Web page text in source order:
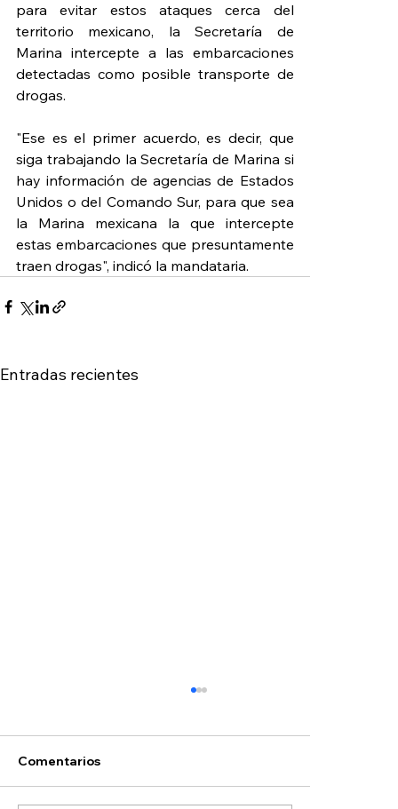
para evitar estos ataques cerca del
territorio mexicano, la Secretaría de
Marina intercepte a las embarcaciones
detectadas como posible transporte de
drogas.
"Ese es el primer acuerdo, es decir, que
siga trabajando la Secretaría de Marina si
hay información de agencias de Estados
Unidos o del Comando Sur, para que sea
la Marina mexicana la que intercepte
estas embarcaciones que presuntamente
traen drogas", indicó la mandataria.
Entradas recientes
Comentarios